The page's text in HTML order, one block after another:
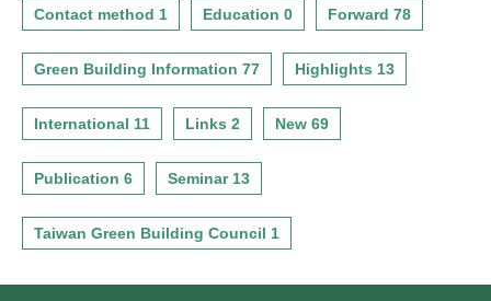
Contact method 1 Education 0 Forward 78
Green Building Information 77 Highlights 13
International 11 Links 2 New 69
Publication 6 Seminar 13
Taiwan Green Building Council 1